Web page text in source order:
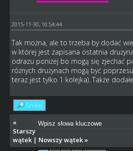
2015-11-30, 10:54:44
Tak można, ale to trzeba by dodać
w której jest zapisana ostatnia
odrazu poniżej bo mogą się zjechać
różnych drużynach mogą być
teraz jest tylko 1 kolejka). Także
Szukaj
«
Starszy
wątek| Nowszy wątek»